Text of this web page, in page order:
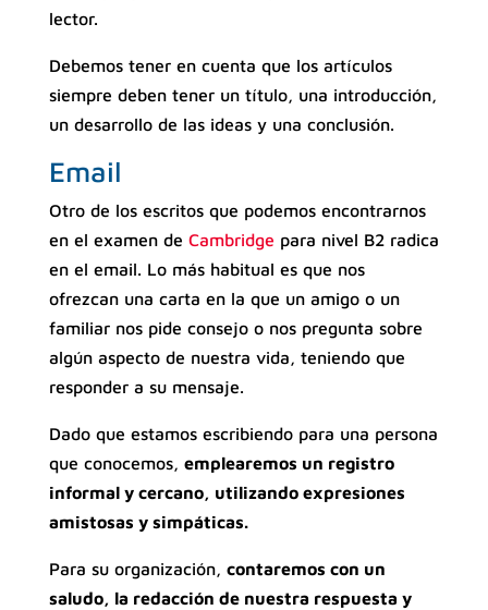
lector.
Debemos tener en cuenta que los artículos
siempre deben tener un título, una introducción,
un desarrollo de las ideas y una conclusión.
Email
Otro de los escritos que podemos encontrarnos
en el examen de Cambridge para nivel B2 radica
en el email. Lo más habitual es que nos
ofrezcan una carta en la que un amigo o un
familiar nos pide consejo o nos pregunta sobre
algún aspecto de nuestra vida, teniendo que
responder a su mensaje.
Dado que estamos escribiendo para una persona
que conocemos, emplearemos un registro
informal y cercano, utilizando expresiones
amistosas y simpáticas.
Para su organización, contaremos con un
saludo, la redacción de nuestra respuesta y